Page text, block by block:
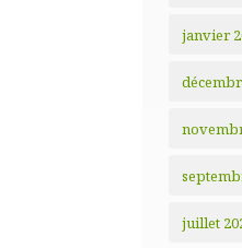
janvier
juillet